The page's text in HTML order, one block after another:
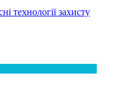
технології захисту